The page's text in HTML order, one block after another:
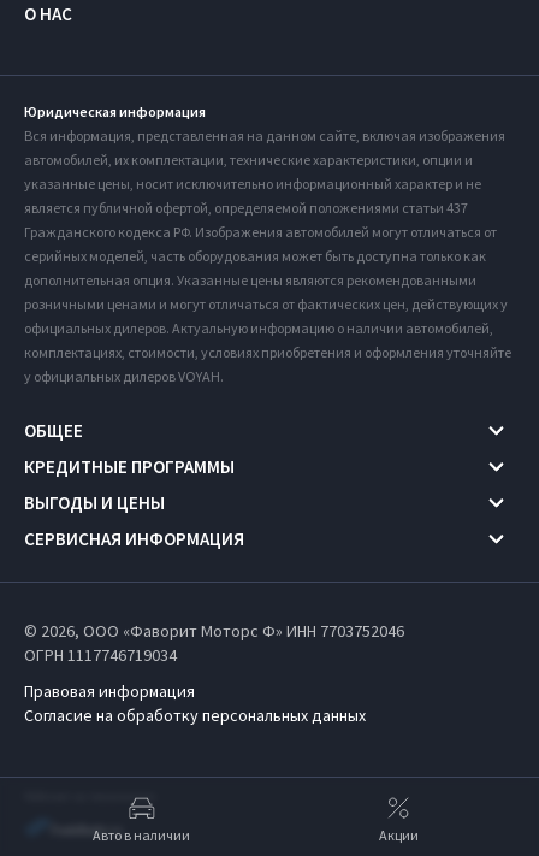
О НАС
Юридическая информация
Вся информация, представленная на данном сайте, включая изображения
автомобилей, их комплектации, технические характеристики, опции и
указанные цены, носит исключительно информационный характер и не
является публичной офертой, определяемой положениями статьи 437
Гражданского кодекса РФ. Изображения автомобилей могут отличаться от
серийных моделей, часть оборудования может быть доступна только как
дополнительная опция. Указанные цены являются рекомендованными
розничными ценами и могут отличаться от фактических цен, действующих у
официальных дилеров. Актуальную информацию о наличии автомобилей,
комплектациях, стоимости, условиях приобретения и оформления уточняйте
у официальных дилеров VOYAH.
ОБЩЕЕ
КРЕДИТНЫЕ ПРОГРАММЫ
ВЫГОДЫ И ЦЕНЫ
СЕРВИСНАЯ ИНФОРМАЦИЯ
© 2026, ООО «Фаворит Моторс Ф» ИНН 7703752046
ОГРН 1117746719034
Правовая информация
Согласие на обработку персональных данных
Работает на технологиях
Авто в наличии Акции